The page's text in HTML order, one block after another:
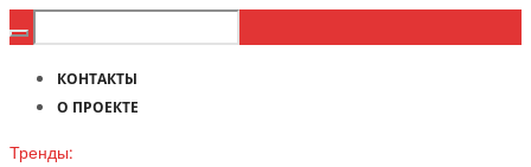
КОНТАКТЫ
О ПРОЕКТЕ
Тренды: